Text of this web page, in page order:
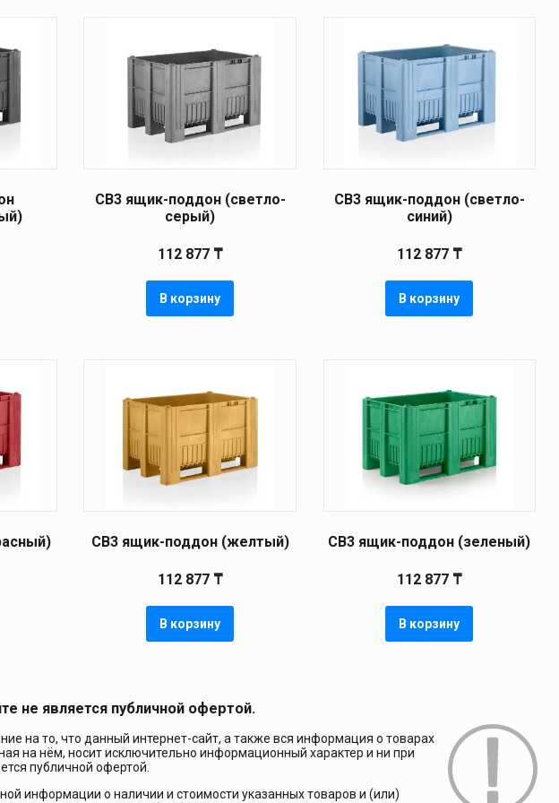
CB3 ящик-поддон (светло-
серый)
112 877 ₸
В корзину
CB3 ящик-поддон (светло-
синий)
112 877 ₸
В корзину
CB3 ящик-поддон (желтый)
112 877 ₸
В корзину
CB3 ящик-поддон (зеленый)
112 877 ₸
В корзину
не является публичной офертой.
на то, что данный интернет-сайт, а также вся информация о товарах
на нём, носит исключительно информационный характер и ни при
публичной офертой.
информации о наличии и стоимости указанных товаров и (или)